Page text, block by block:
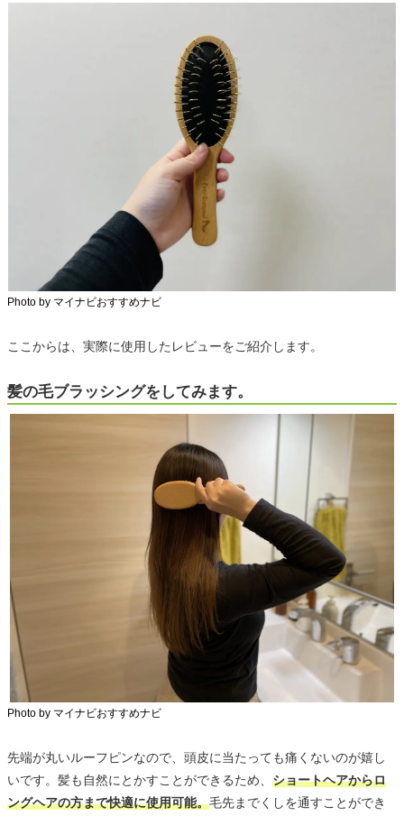
Photo by マイナビおすすめナビ
ここからは、実際に使用したレビューをご紹介します。
髪の毛ブラッシングをしてみます。
Photo by マイナビおすすめナビ
先端が丸いルーフピンなので、頭皮に当たっても痛くないのが嬉し
いです。髪も自然にとかすことができるため、 ショートヘアからロ
ングヘアの方まで快適に使用可能。毛先までくしを通すことができ